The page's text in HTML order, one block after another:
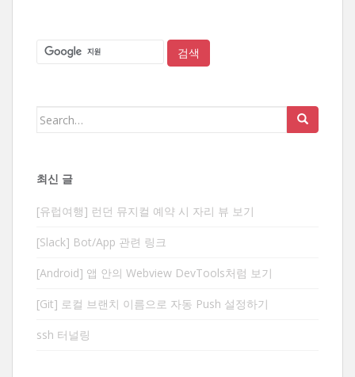
Search
최신 글
[유럽여행] 런던 뮤지컬 예약 시 자리 뷰 보기
[Slack] Bot/App 관련 링크
[Android] 앱 안의 Webview DevTools처럼 보기
[Git] 로컬 브랜치 이름으로 자동 Push 설정하기
ssh 터널링